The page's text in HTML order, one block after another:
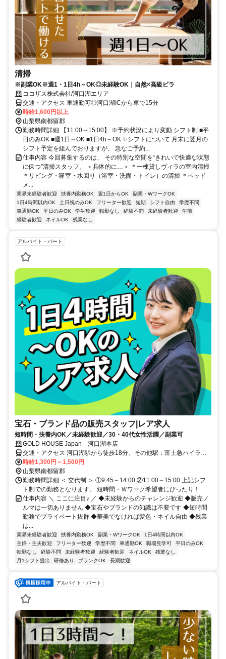
清掃
※副業OK※週1・1日4h～OK◎未経験OK｜自然×高級ビラ
ココザス株式会社/河口湖エリア
交通・アクセス 車通勤可◎河口湖ICから車で15分
時給1,600円以上
山梨県南都留郡
勤務時間詳細 【11:00～15:00】 ※予約状況により変動 シフト制 ■平
日のみOK ■週1日～OK ■1日4h～OK ✨シフトについて 月末に翌月の
シフト予定を組んでおりますが、 急なご予約...
仕事内容 今回募集するのは、 その特別な空間を“きれいで快適な状態
に保つ”清掃スタッフ。 ＜具体的に…＞ ＊一棟貸しヴィラの室内清掃
＊リビング・寝室・水回り（浴室・洗面・トイレ）の清掃 ＊ベッド
メ...
業界未経験者歓迎 扶養内勤務OK 週1日からOK
副業・WワークOK
1日4時間以内OK
土日祝のみOK フリーター歓迎 短期 シフト自由
学歴不問
車通勤OK
平日のみOK 学生歓迎 転勤なし 経験不問 未経験者歓迎
午前
経験者歓迎
ネイルOK 残業なし
アルバイト・パート
宝石・ブランド品の販売スタッフ|レア求人
短時間・扶養内OK／未経験歓迎／30・40代女性活躍／副業可
GOLD HOUSE Japan 河口湖本店
交通・アクセス 河口湖駅から徒歩18分、その他駅：富士急ハイラン
ド駅・富士山駅
時給1,300円～1,500円
山梨県南都留郡
勤務時間詳細 ＜ 交代制 ＞ ①9:45～14:00 ②11:00～15:00 上記シフ
ト制での勤務となります。 短時間・Ｗワーク希望者にぴったり！
仕事内容 ＼ ここに注目♪ ／ ◆未経験からのチャレンジ歓迎 ◆販売ノ
ルマは一切ありません ◆宝石やブランドの知識は不要です ◆短時間
勤務でプライベート抜群 ◆華美でなければ髪色・ネイル自由 ◆残業
は...
業界未経験者歓迎 扶養内勤務OK 副業・WワークOK
1日4時間以内OK
主婦・主夫歓迎
フリーター歓迎 学歴不問 車通勤OK 職場見学可
平日のみOK
転勤なし
経験不問 未経験者歓迎 経験者歓迎 ネイルOK
残業なし
月1シフト提出
研修あり ブランクOK 長期歓迎
アルバイト・パート